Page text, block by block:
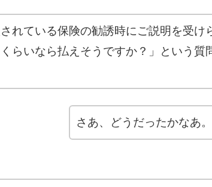
れている保険の勧誘時にご説明を受け
らいなら払えそうですか？」という質
さあ、どうだったかなあ。